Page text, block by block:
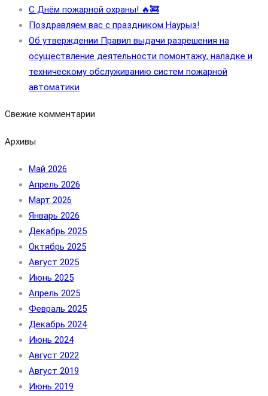
С Днём пожарной охраны! 🔥🚒
Поздравляем вас с праздником Наурыз!
Об утверждении Правил выдачи разрешения на
осуществление деятельности помонтажу, наладке и
техническому обслуживанию систем пожарной
автоматики
Свежие комментарии
Архивы
Май 2026
Апрель 2026
Март 2026
Январь 2026
Декабрь 2025
Октябрь 2025
Август 2025
Июнь 2025
Апрель 2025
Февраль 2025
Декабрь 2024
Июнь 2024
Август 2022
Август 2019
Июнь 2019